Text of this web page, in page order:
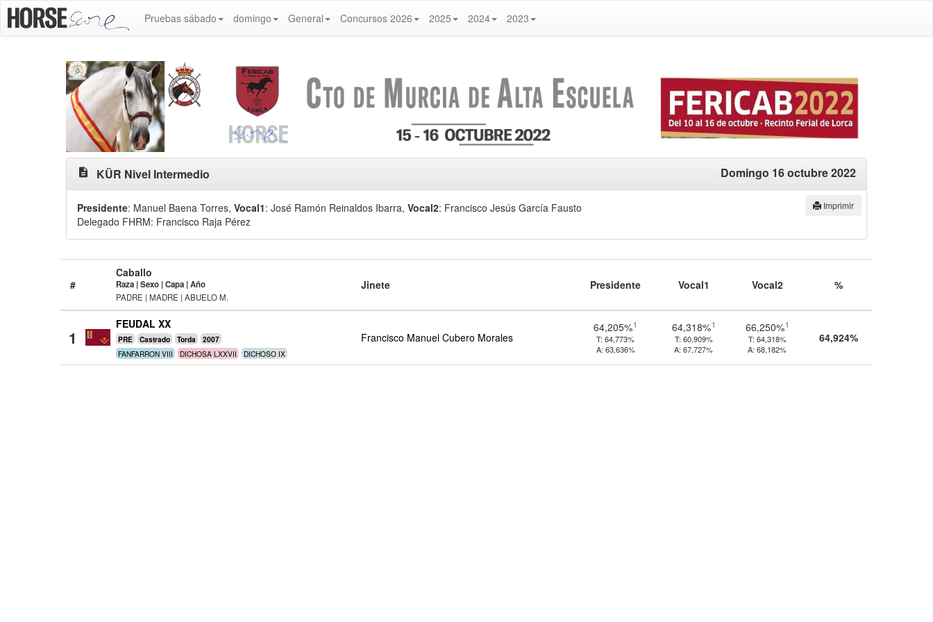
Pruebas sábado domingo General Concursos 2026 2025 2024 2023
description KÜR Nivel Intermedio Domingo 16 octubre 2022
Imprimir
Presidente: Manuel Baena Torres, Vocal1: José Ramón Reinaldos Ibarra, Vocal2: Francisco Jesús García Fausto
Delegado FHRM: Francisco Raja Pérez
#
Caballo
Raza | Sexo | Capa | Año
PADRE | MADRE | ABUELO M.
Jinete Presidente Vocal1 Vocal2 %
1
FEUDAL XX
PRE Castrado Torda 2007
FANFARRON VIII DICHOSA LXXVII DICHOSO IX
Francisco Manuel Cubero Morales
64,205%1
T: 64,773%
A: 63,636%
64,318%1
T: 60,909%
A: 67,727%
66,250%1
T: 64,318%
A: 68,182%
64,924%